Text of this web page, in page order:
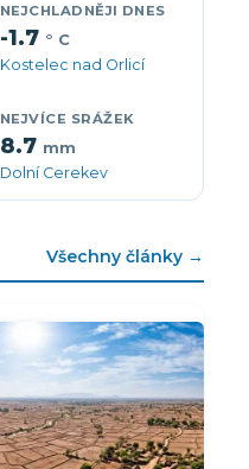
NEJCHLADNĚJI DNES
-1.7 ° C
Kostelec nad Orlicí
NEJVÍCE SRÁŽEK
8.7 mm
Dolní Cerekev
Všechny články →